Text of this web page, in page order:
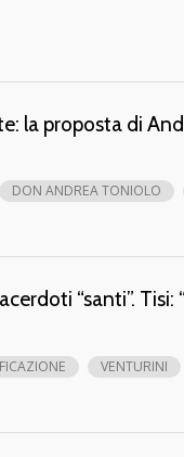
la proposta di
DON ANDREA TONIOLO
“santi”.
VENTURINI